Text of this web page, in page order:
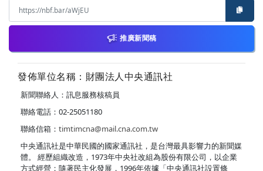
推廣新聞稿
發佈單位名稱：財團法人中央通訊社
新聞聯絡人：訊息服務核稿員
聯絡電話：02-25051180
聯絡信箱： timtimcna@mail.cna.com.tw
中央通訊社是中華民國的國家通訊社，是台灣最具影響力的新聞媒
體。 經歷組織改造，1973年中央社改組為股份有限公司，以企業
方式經營；隨著民主化發展，1996年依據「中央通訊社設置條